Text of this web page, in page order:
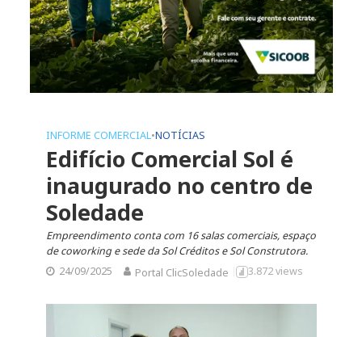
INFORME COMERCIAL•NOTÍCIAS
Edifício Comercial Sol é
inaugurado no centro de
Soledade
Empreendimento conta com 16 salas comerciais, espaço
de coworking e sede da Sol Créditos e Sol Construtora.
24/09/2025
Portal ClicSoledade 3.872 views